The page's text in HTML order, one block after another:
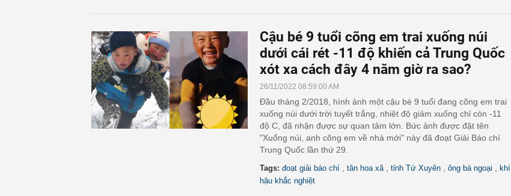
Cậu bé 9 tuổi cõng em trai xuống núi
dưới cái rét -11 độ khiến cả Trung Quốc
xót xa cách đây 4 năm giờ ra sao?
26/11/2022 08:59:00 AM
Đầu tháng 2/2018, hình ảnh một cậu bé 9 tuổi đang cõng em trai
xuống núi dưới trời tuyết trắng, nhiệt độ giảm xuống chỉ còn -11
độ C, đã nhận được sự quan tâm lớn. Bức ảnh được đặt tên
"Xuống núi, anh cõng em về nhà mới" này đã đoạt Giải Báo chí
Trung Quốc lần thứ 29.
Tags: đoạt giải báo chí tân hoa xã tỉnh Tứ Xuyên ông bà ngoại
khí
hậu khắc nghiệt